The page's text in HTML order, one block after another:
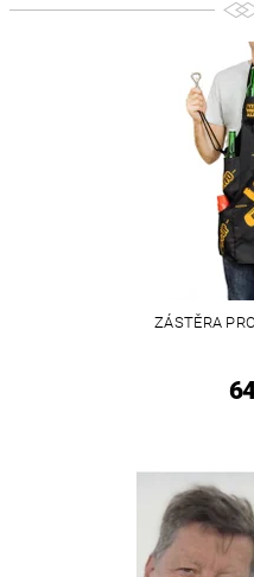
ZÁSTĚRA